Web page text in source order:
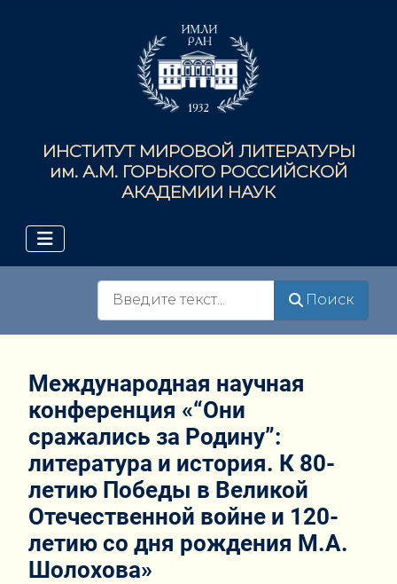
ИНСТИТУТ МИРОВОЙ ЛИТЕРАТУРЫ
им. А.М. ГОРЬКОГО РОССИЙСКОЙ
АКАДЕМИИ НАУК
Поиск
Международная научная
конференция «“Они
сражались за Родину”:
литература и история. К 80-
летию Победы в Великой
Отечественной войне и 120-
летию со дня рождения М.А.
Шолохова»